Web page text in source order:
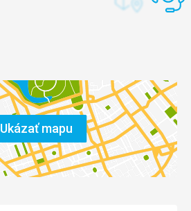
Ukázať mapu